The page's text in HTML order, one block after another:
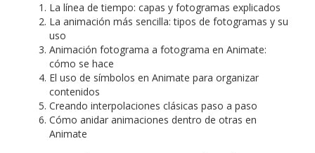
La línea de tiempo: capas y fotogramas explicados
La animación más sencilla: tipos de fotogramas y su
uso
Animación fotograma a fotograma en Animate:
cómo se hace
El uso de símbolos en Animate para organizar
contenidos
Creando interpolaciones clásicas paso a paso
Cómo anidar animaciones dentro de otras en
Animate